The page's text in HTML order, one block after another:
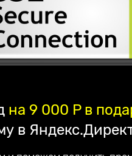
разрабатывать свой
авторский online курс
работы
всего
на 9 000 P в
в